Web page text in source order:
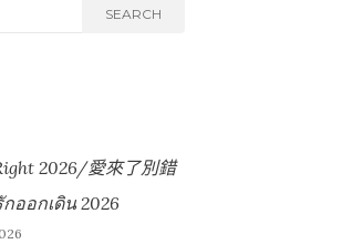
SEARCH
2026/愛來了別錯
ออกเดิน 2026